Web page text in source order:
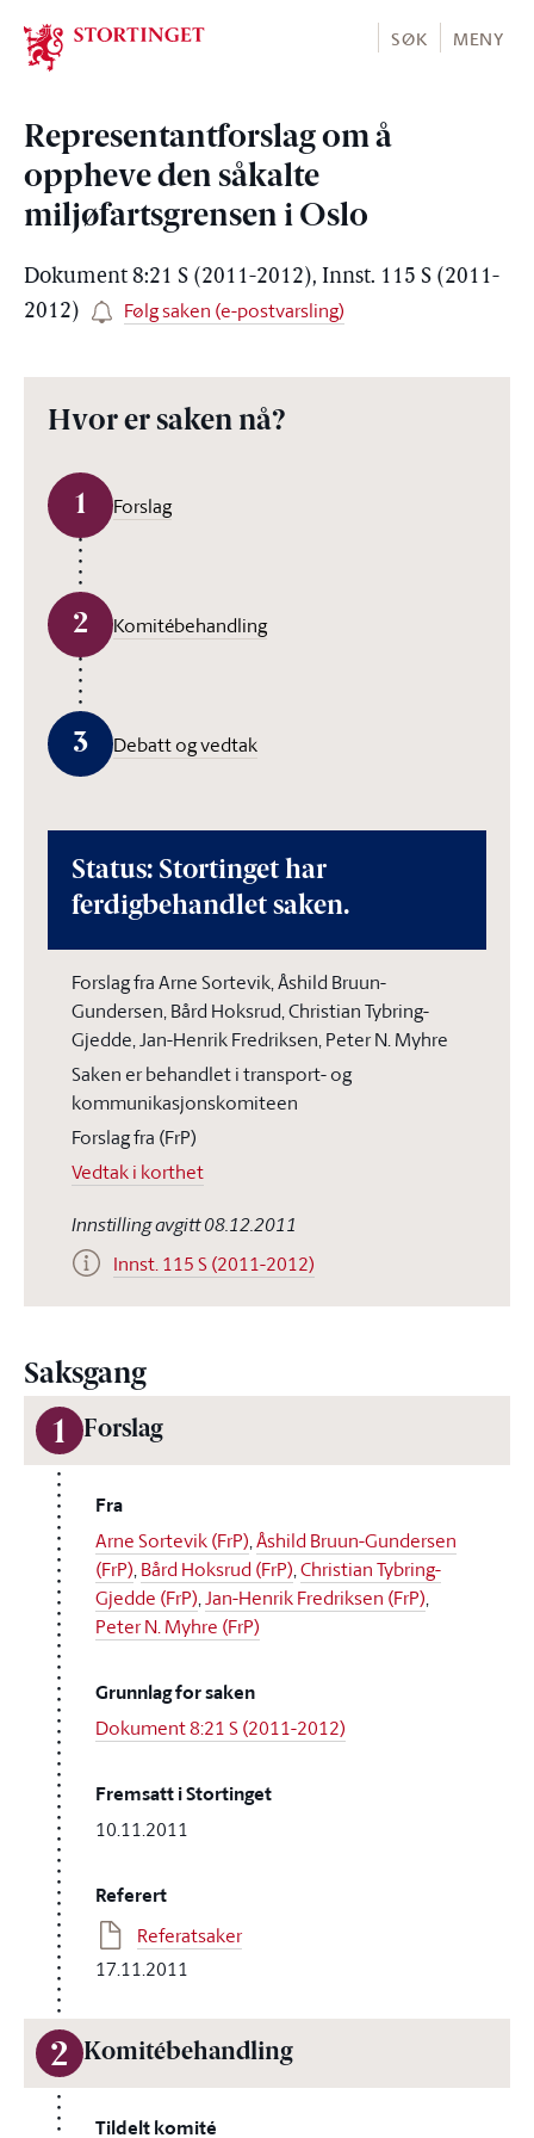
Stortinget.no
SØK MENY
Representantforslag om å
oppheve den såkalte
miljøfartsgrensen i Oslo
Dokument 8:21 S (2011-2012), Innst. 115 S (2011-
2012)
Følg saken (e-postvarsling)
Hvor er saken nå?
1 Forslag
2 Komitébehandling
3 Debatt og vedtak
Status: Stortinget har
ferdigbehandlet saken.
Forslag fra Arne Sortevik, Åshild Bruun-
Gundersen, Bård Hoksrud, Christian Tybring-
Gjedde, Jan-Henrik Fredriksen, Peter N. Myhre
Saken er behandlet i transport- og
kommunikasjonskomiteen
Forslag fra (FrP)
Vedtak i korthet
Innstilling avgitt 08.12.2011
Innst. 115 S (2011-2012)
Saksgang
1 Forslag
Fra
Arne Sortevik (FrP),Åshild Bruun-Gundersen
(FrP),Bård Hoksrud (FrP),Christian Tybring-
Gjedde (FrP),Jan-Henrik Fredriksen (FrP),
Peter N. Myhre (FrP)
Grunnlag for saken
Dokument 8:21 S (2011-2012)
Fremsatt i Stortinget
10.11.2011
Referert
Referatsaker
17.11.2011
2 Komitébehandling
Tildelt komité